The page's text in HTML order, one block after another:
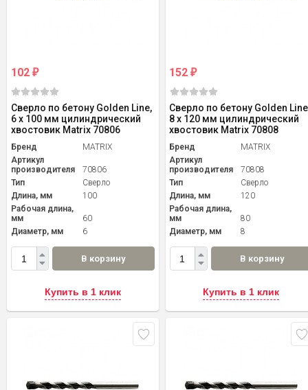
102 ₽
Сверло по бетону Golden Line,
6 х 100 мм цилиндрический
хвостовик Matrix 70806
Бренд
MATRIX
Артикул
производителя
70806
Тип
Сверло
Длина, мм
100
Рабочая длина,
мм
60
Диаметр, мм
6
В корзину
Купить в 1 клик
152₽
Сверло по бетону Golden
8 х 120 мм цилиндрический
хвостовик Matrix 70808
Бренд
MATRIX
Артикул
производителя
70808
Тип
Сверло
Длина, мм
120
Рабочая длина,
мм
80
Диаметр, мм
8
В корзину
Купить в 1 клик